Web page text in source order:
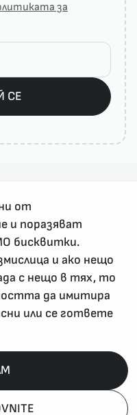
за
СЕ
на
Policy, Rights, etc 2026
от
и поразяват
бисквитки.
и ако нещо
с нещо в тях, то
да имитира
или се гответе